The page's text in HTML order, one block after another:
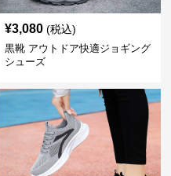
¥3,080 (税込)
黒靴 アウトドア快適ジョギング
シューズ